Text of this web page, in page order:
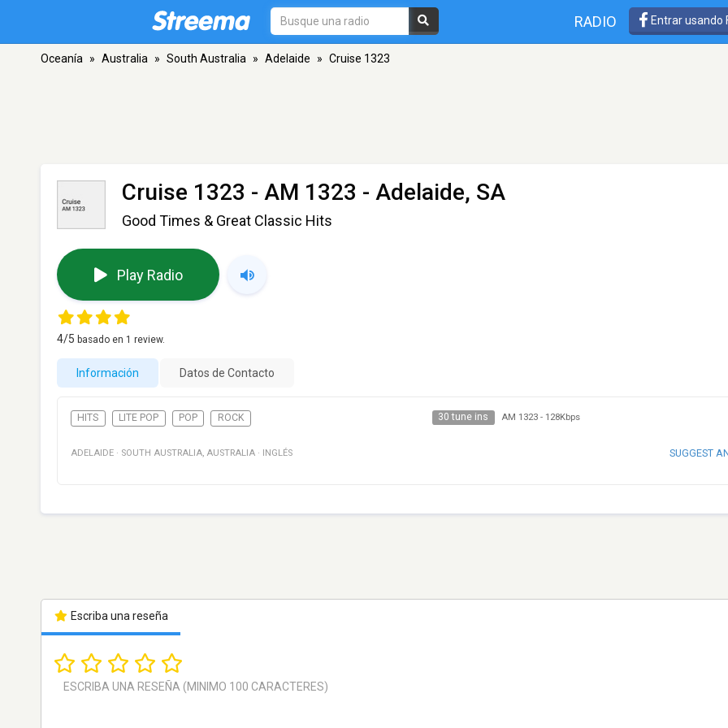
RADIO Entrar usando
Oceanía » Australia » South Australia » Adelaide » Cruise 1323
Cruise 1323 - AM 1323 - Adelaide, SA
Good Times & Great Classic Hits
Play Radio
4/5 basado en 1 review.
Información Datos de Contacto
HITS LITE POP POP ROCK 30 tune ins AM 1323- 128Kbps
ADELAIDE · SOUTH AUSTRALIA, AUSTRALIA · INGLÉS SUGGEST
Escriba una reseña